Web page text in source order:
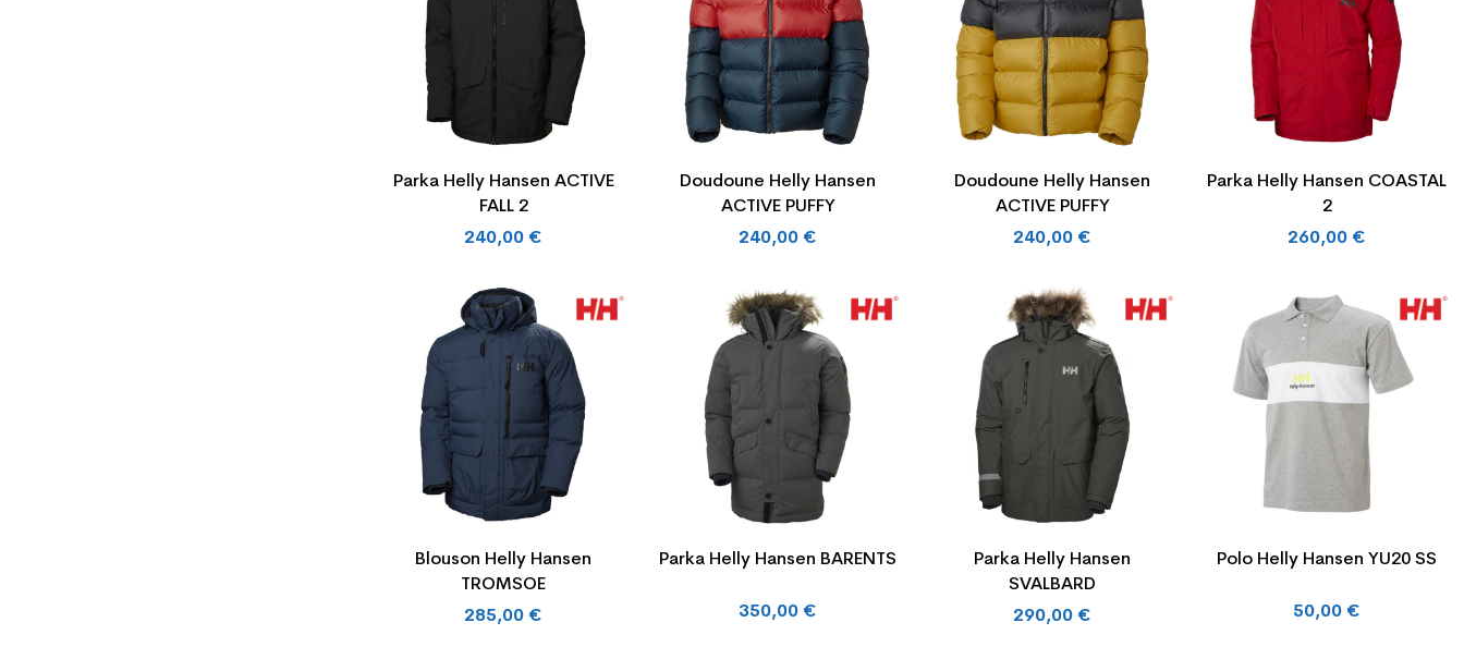
Parka Helly Hansen ACTIVE
FALL 2
240,00 €
Doudoune Helly Hansen
ACTIVE PUFFY
240,00 €
Doudoune Helly Hansen
ACTIVE PUFFY
240,00 €
Parka Helly Hansen COASTAL
2
260,00 €
Blouson Helly Hansen
TROMSOE
285,00 €
Parka Helly Hansen BARENTS
350,00 €
Parka Helly Hansen
SVALBARD
290,00 €
Polo Helly Hansen YU20 SS
50,00 €